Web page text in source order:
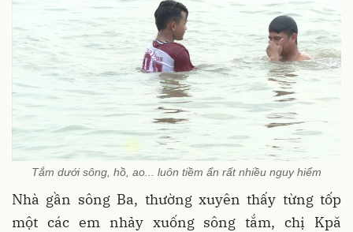
Tắm dưới sông, hồ, ao... luôn tiềm ẩn rất nhiều nguy hiểm
Nhà gần sông Ba, thường xuyên thấy từng tốp
một các em nhảy xuống sông tắm, chị Kpă